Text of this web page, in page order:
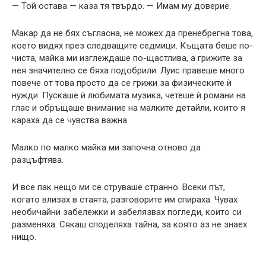
— Той остава — каза тя твърдо. — Имам му доверие.
Макар да не бях съгласна, не можех да пренебрегна това,
което видях през следващите седмици. Къщата беше по-
чиста, майка ми изглеждаше по-щастлива, а грижите за
нея значително се бяха подобрили. Луис правеше много
повече от това просто да се грижи за физическите ѝ
нужди. Пускаше ѝ любимата музика, четеше ѝ романи на
глас и обръщаше внимание на малките детайли, които я
караха да се чувства важна.
Малко по малко майка ми започна отново да
разцъфтява.
И все пак нещо ми се струваше странно. Всеки път,
когато влизах в стаята, разговорите им спираха. Чувах
необичайни забележки и забелязвах погледи, които си
разменяха. Сякаш споделяха тайна, за която аз не знаех
нищо.